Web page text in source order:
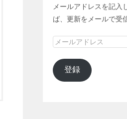
メールアドレスを記入
ば、更新をメールで受
メ
ル
ア
登録